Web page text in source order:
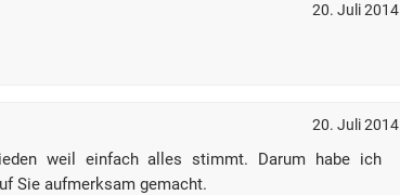
20. Juli 2014
20. Juli 2014
weil einfach alles stimmt. Darum habe ich
Sie aufmerksam gemacht.